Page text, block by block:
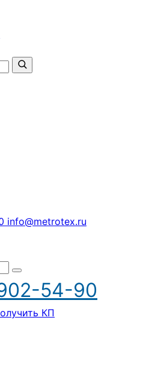
info@metrotex.ru
54-90
КП